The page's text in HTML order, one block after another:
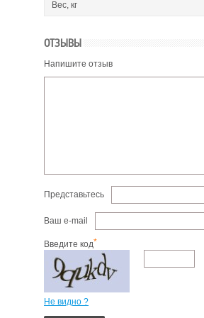
Вес, кг
ОТЗЫВЫ
Напишите отзыв
Представьтесь
Ваш e-mail
Введите код*
Не видно ?